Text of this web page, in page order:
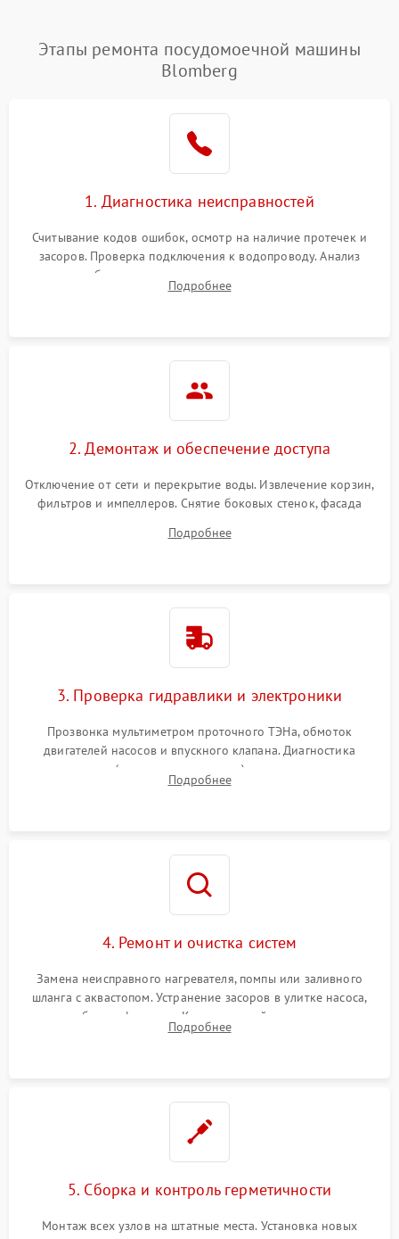
Проблемы с набором
воды
1800 ₽ Подробнее →
1700 ₽
циркуляционным насосом
2100 ₽ Подробнее →
Этапы ремонта посудомоечной машины
Blomberg
1. Диагностика неисправностей
Считывание кодов ошибок, осмотр на наличие протечек и
засоров. Проверка подключения к водопроводу. Анализ
жалоб на отсутствие слива, нагрева, вращения
разбрызгивателей или срабатывание системы защиты
Подробнее
2. Демонтаж и обеспечение доступа
Отключение от сети и перекрытие воды. Извлечение корзин,
фильтров и импеллеров. Снятие боковых стенок, фасада
циркуляционному насосу, ТЭНу и сливной помпе.
Подробнее
3. Проверка гидравлики и электроники
Прозвонка мультиметром проточного ТЭНа, обмоток
двигателей насосов и впускного клапана. Диагностика
прессостата (датчика уровня воды), датчика мутности,
концевика дверцы и электронного модуля управления.
Подробнее
4. Ремонт и очистка систем
Замена неисправного нагревателя, помпы или заливного
шланга с аквастопом. Устранение засоров в улитке насоса,
патрубках и фильтрах. Компонентный ремонт платы
управления, восстановление поврежденной проводки.
Подробнее
5. Сборка и контроль герметичности
Монтаж всех узлов на штатные места. Установка новых